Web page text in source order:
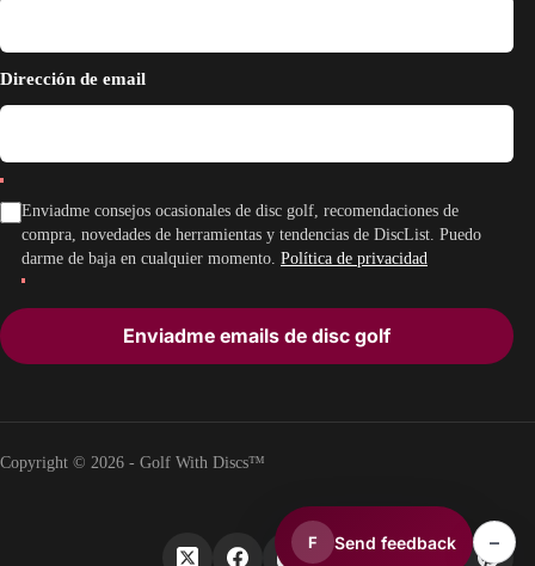
Dirección de email
Enviadme consejos ocasionales de disc golf, recomendaciones de
compra, novedades de herramientas y tendencias de DiscList. Puedo
darme de baja en cualquier momento. Política de privacidad
Enviadme emails de disc golf
Copyright © 2026 - Golf With Discs™
F Send feedback –